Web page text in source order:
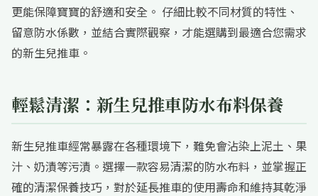
更能保障寶寶的舒適和安全。 仔細比較不同材質的特性、
留意防水係數，並結合實際觀察，才能選購到最適合您需求
的新生兒推車。
輕鬆清潔：新生兒推車防水布料保養
新生兒推車經常暴露在各種環境下，難免會沾染上泥土、果
汁、奶漬等污漬。選擇一款容易清潔的防水布料，並掌握正
確的清潔保養技巧，對於延長推車的使用壽命和維持其乾淨